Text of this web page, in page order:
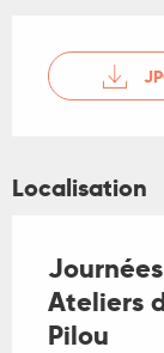
Localisation
Ateliers
Pilou